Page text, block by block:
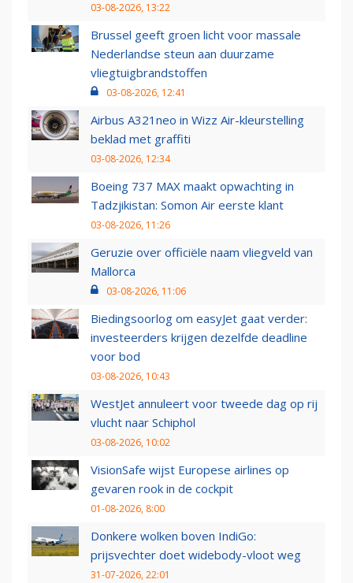
03-08-2026, 13:22
Brussel geeft groen licht voor massale
Nederlandse steun aan duurzame
vliegtuigbrandstoffen
03-08-2026, 12:41
Airbus A321neo in Wizz Air-kleurstelling
beklad met graffiti
03-08-2026, 12:34
Boeing 737 MAX maakt opwachting in
Tadzjikistan: Somon Air eerste klant
03-08-2026, 11:26
Geruzie over officiële naam vliegveld van
Mallorca
03-08-2026, 11:06
Biedingsoorlog om easyJet gaat verder:
investeerders krijgen dezelfde deadline
voor bod
03-08-2026, 10:43
WestJet annuleert voor tweede dag op rij
vlucht naar Schiphol
03-08-2026, 10:02
VisionSafe wijst Europese airlines op
gevaren rook in de cockpit
01-08-2026, 8:00
Donkere wolken boven IndiGo:
prijsvechter doet widebody-vloot weg
31-07-2026, 22:01